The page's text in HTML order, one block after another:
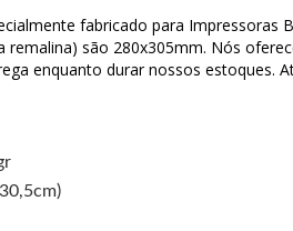
fabricado para Impressoras
remalina) são 280x305mm. Nós
enquanto durar nossos estoques.